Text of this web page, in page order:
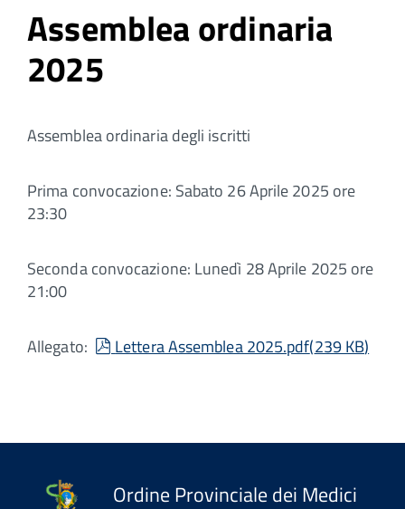
Assemblea ordinaria
2025
Assemblea ordinaria degli iscritti
Prima convocazione: Sabato 26 Aprile 2025 ore
23:30
Seconda convocazione: Lunedì 28 Aprile 2025 ore
21:00
Allegato: pdf
Lettera Assemblea 2025.pdf(239 KB)
Ordine Provinciale dei Medici